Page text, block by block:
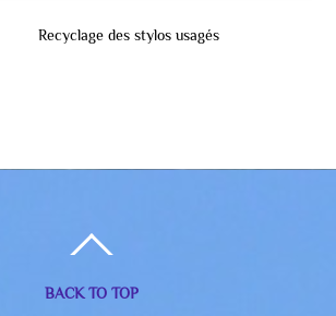
Recyclage des stylos usagés
BACK TO TOP